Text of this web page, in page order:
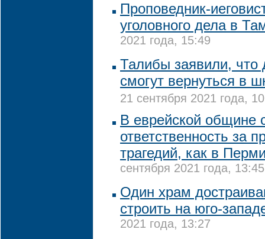
Проповедник-
уголовного дела в
2021 года, 15:49
Талибы заявили, что
смогут вернуться в
21 сентября 2021 года,
В еврейской общине
ответственность за
трагедий, как в
сентября 2021 года, 13:45
Один храм
строить на юго-
2021 года, 13:27